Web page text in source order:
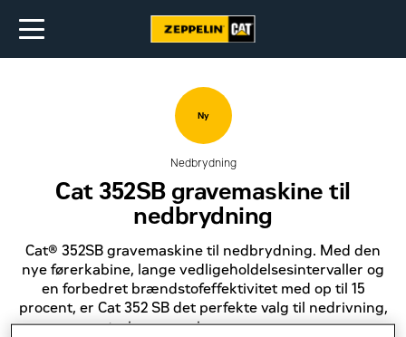
Ny
Nedbrydning
Cat 352SB gravemaskine til
nedbrydning
Cat® 352SB gravemaskine til nedbrydning. Med den
nye førerkabine, lange vedligeholdelsesintervaller og
en forbedret brændstofeffektivitet med op til 15
procent, er Cat 352 SB det perfekte valg til nedrivning,
sortering og øvrige graveopgaver.